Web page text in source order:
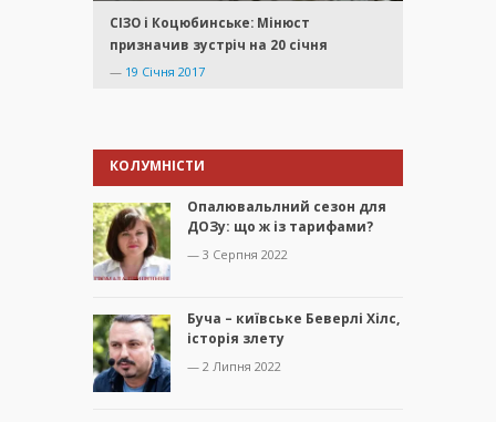
СІЗО і Коцюбинське: Мінюст
призначив зустріч на 20 січня
— 19 Січня 2017
КОЛУМНІСТИ
Опалювальлний сезон для
ДОЗу: що ж із тарифами?
— 3 Серпня 2022
Буча – київське Беверлі Хілс,
історія злету
— 2 Липня 2022